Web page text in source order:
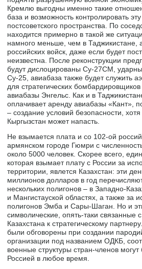
Кремлю выгодны именно такие
база и возможность контролировать
постсоветского пространства. По
находится примерно в такой же
намного меньше, чем в Таджикистане,
российских войск, даже если будет
неизвестна. После реконструкции
будут дислоцированы Су-27СМ,
Су-25, авиабаза также будет служить
для стратегических
авиабазы Энгельс. Как и в
оплачивает аренду авиабазы «Кант»,
– создание условий безопасности, хотя
Кыргызстан может напасть.
Не взымается плата и со 102-ой
армянском городе Гюмри с
около 5000 человек. Скорее всего,
которая взымает плату с России за
территории, явлется Казахстан: эти
миллионов долларов в год
нескольких полигонов – в Западно-
и Мангистауской областях, а также за
полигонов Эмба и Сары-Шаган. Но и
символические, опять-таки связанные
Казахстана к стратегическому
были обговорены при создании
организации под названием ОДКБ,
военные структуры стран-членов
Россией в любое время.